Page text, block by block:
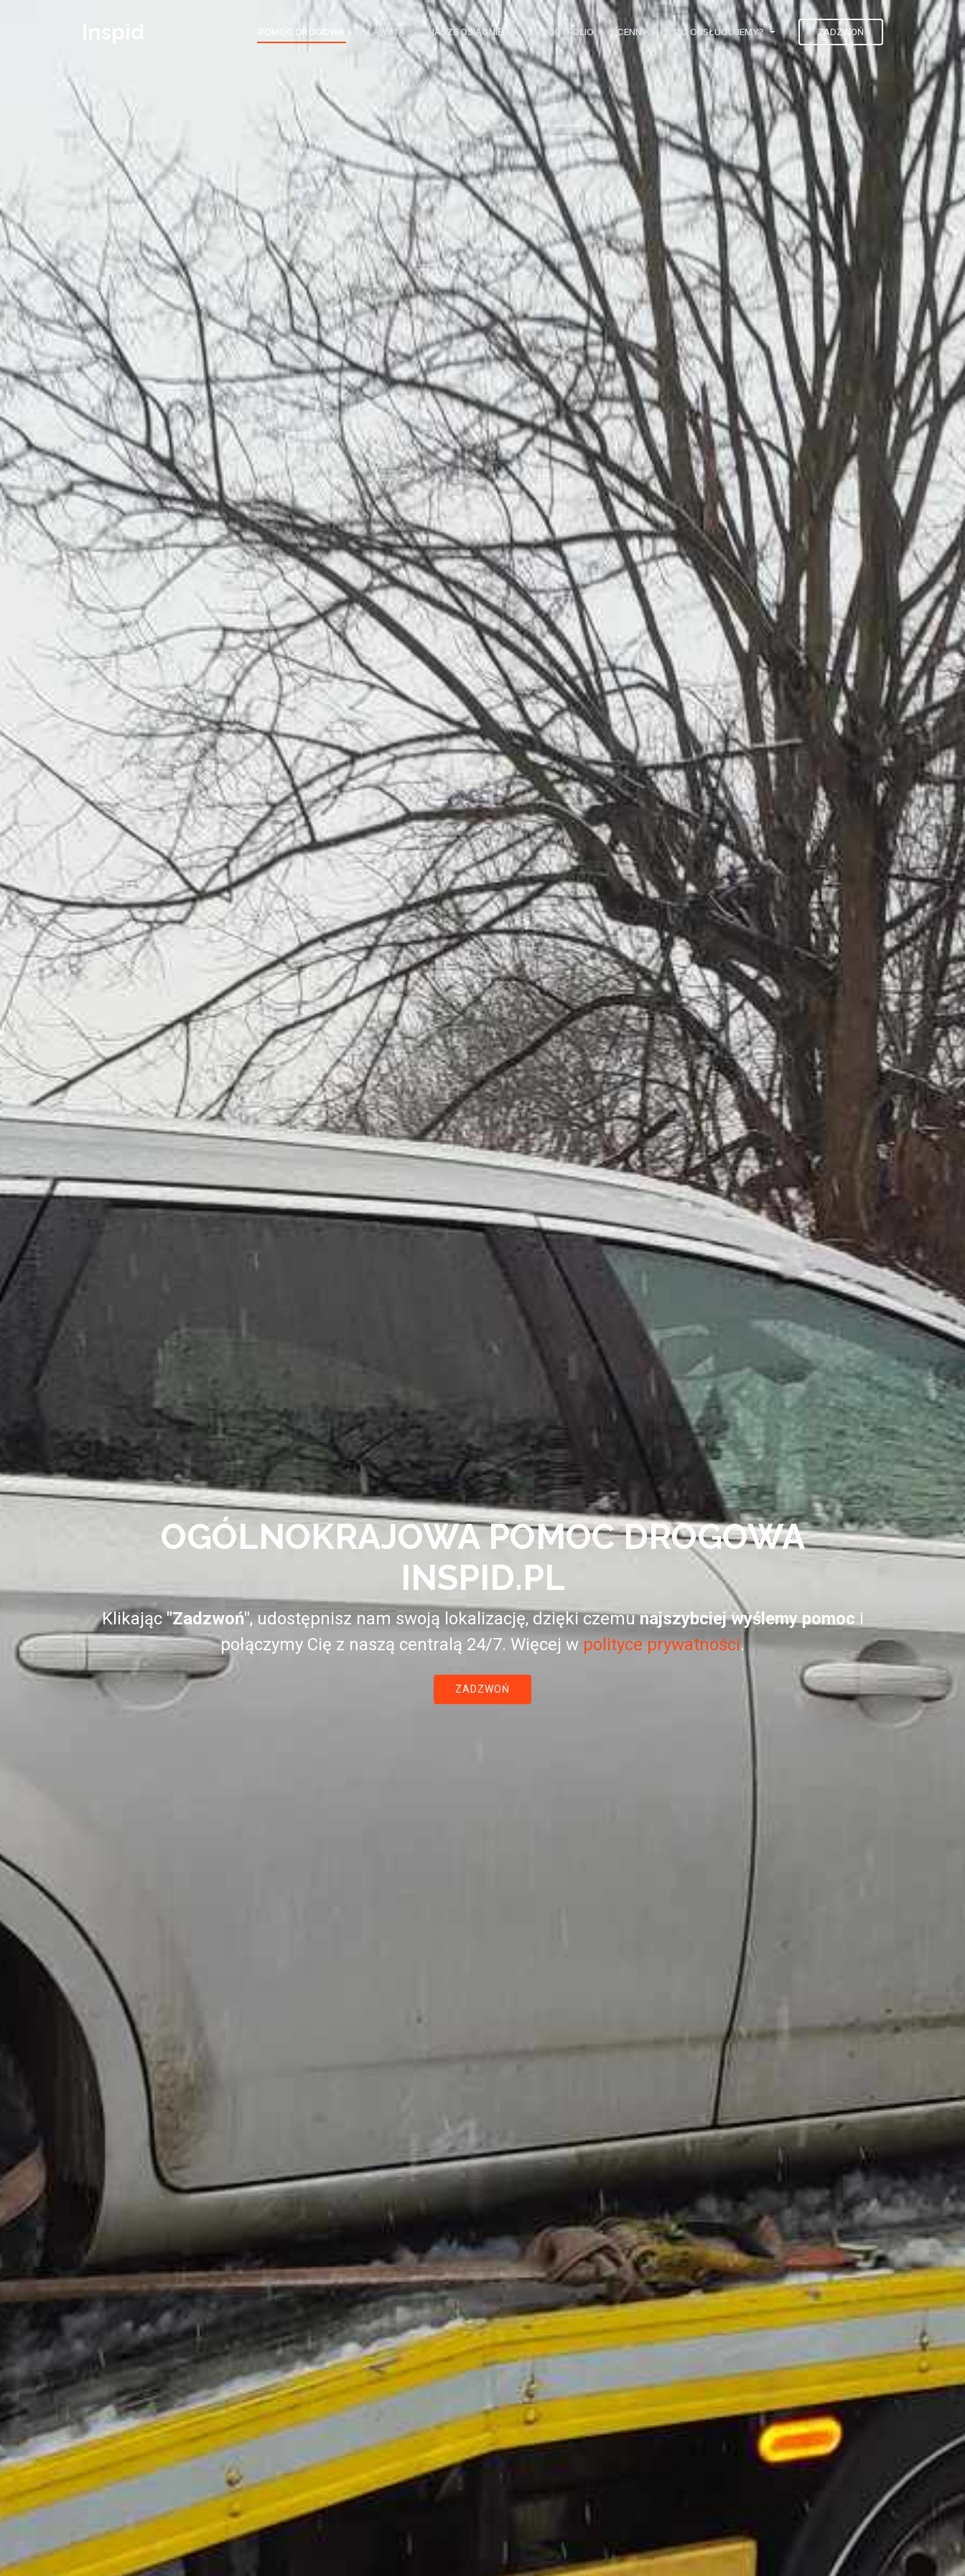
POMOC DROGOWA LAWETA NASZE OSIĄGNIĘCIA PORTFOLIO CENNIK CO OBSŁUGUJEMY? ZADZWOŃ
OGÓLNOKRAJOWA POMOC DROGOWA
INSPID.PL
Klikając"Zadzwoń", udostępnisz nam swoją lokalizację, dzięki czemunajszybciej wyślemy pomoc i
połączymy Cię z naszą centralą 24/7. Więcej w polityce prywatności.
ZADZWOŃ